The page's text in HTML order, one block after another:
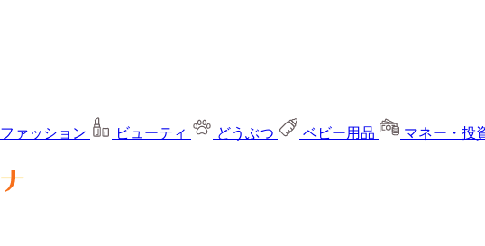
ファッション ビューティ どうぶつ ベビー用品 マネー・投